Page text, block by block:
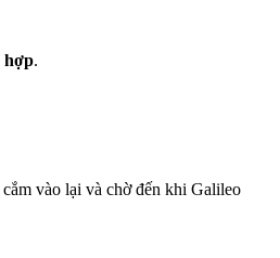
hợp.
vào lại và chờ đến khi Galileo